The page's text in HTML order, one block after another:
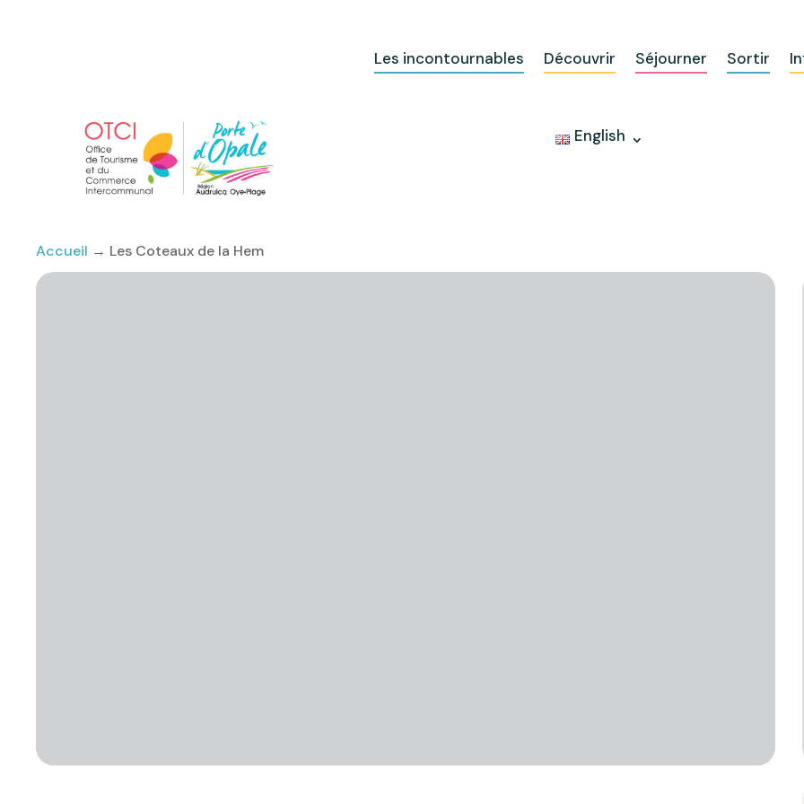
Les incontournables Découvrir Séjourner Sortir
English
Accueil → Les Coteaux de la Hem